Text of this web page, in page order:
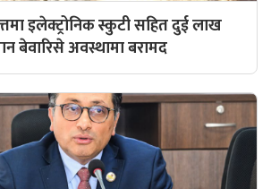
इलेक्ट्रोनिक स्कुटी सहित दुई लाख
बेवारिसे अवस्थामा बरामद